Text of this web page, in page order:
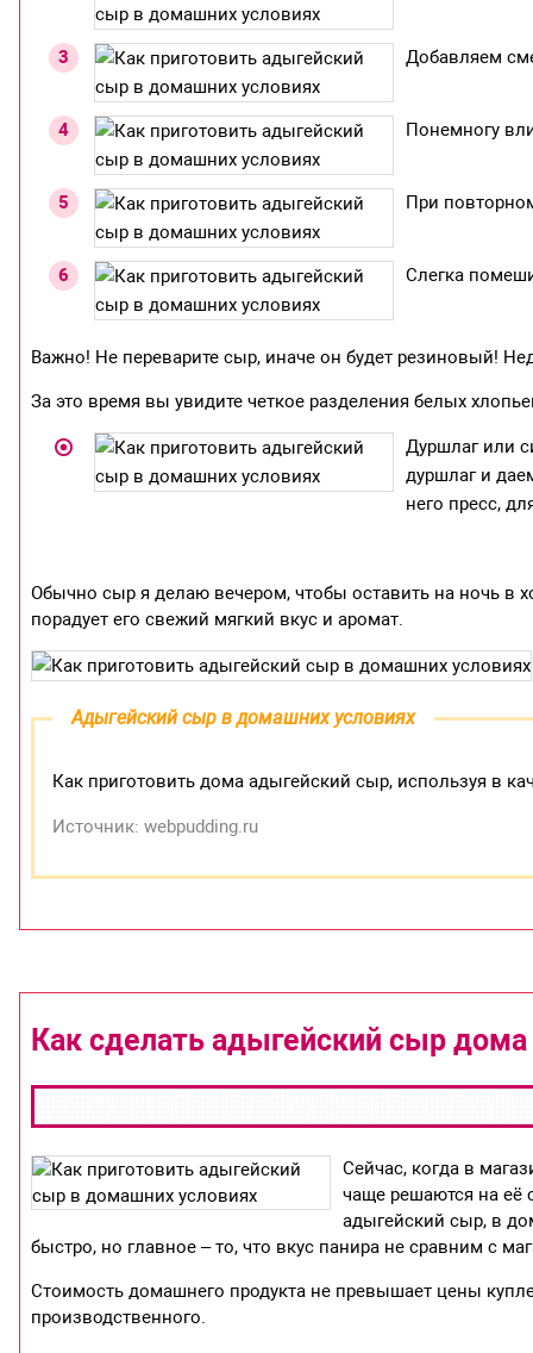
Добавляем
Понемногу
При
Слегка
Важно! Не переварите сыр, иначе он будет резиновый!
За это время вы увидите четкое разделения белых
Дуршлаг или
дуршлаг и
него пресс,
Обычно сыр я делаю вечером, чтобы оставить на ночь в
порадует его свежий мягкий вкус и аромат.
Адыгейский сыр в домашних условиях
Как приготовить дома адыгейский сыр, используя в
Источник: webpudding.ru
Как сделать адыгейский сыр дома
Сейчас, когда в
чаще решаются на её
адыгейский сыр, в
быстро, но главное – то, что вкус панира не сравним с
Стоимость домашнего продукта не превышает цены
производственного.